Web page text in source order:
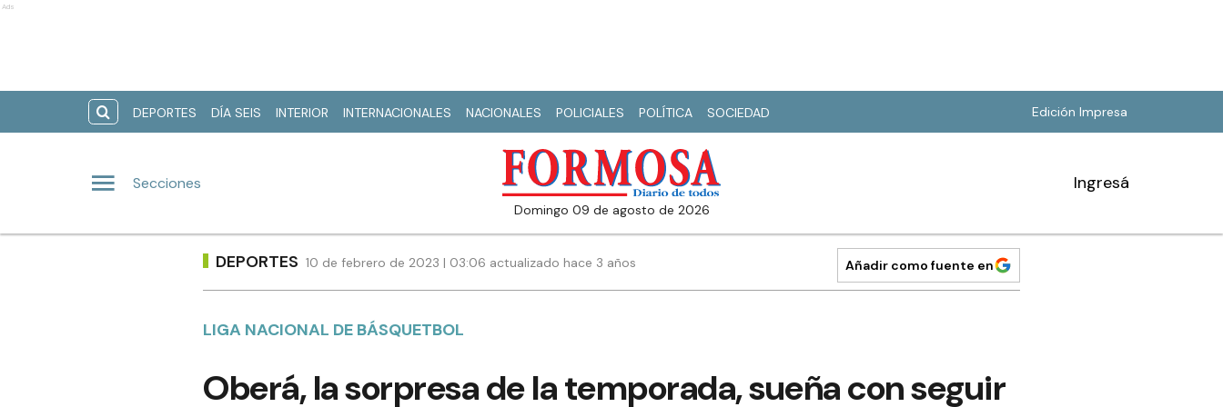
Ads
DEPORTES DÍA SEIS INTERIOR INTERNACIONALES NACIONALES POLICIALES POLÍTICA SOCIEDAD Edición Impresa
Secciones
domingo 09 de agosto de 2026
Ingresá
DEPORTES 10 de febrero de 2023 | 03:06 actualizado hace 3 años Añadir como fuente en
LIGA NACIONAL DE BÁSQUETBOL
Oberá, la sorpresa de la temporada, sueña con seguir